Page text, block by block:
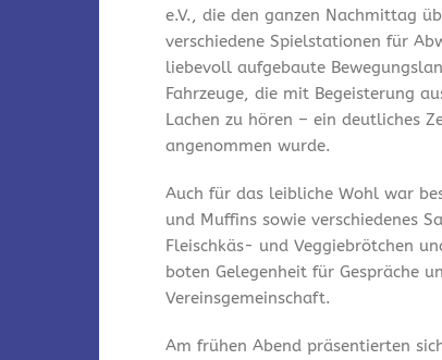
e.V., die den ganzen Nachmittag
verschiedene Spielstationen für
liebevoll aufgebaute
Fahrzeuge, die mit Begeisterung
Lachen zu hören – ein deutliches
angenommen wurde.
Auch für das leibliche Wohl war
und Muffins sowie verschiedenes
Fleischkäs- und Veggiebrötchen
boten Gelegenheit für Gespräche
Vereinsgemeinschaft.
Am frühen Abend präsentierten